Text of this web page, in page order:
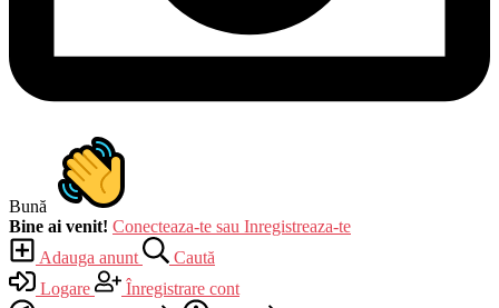
Bună
Bine ai venit! Conecteaza-te sau Inregistreaza-te
Adauga anunt
Caută
Logare
Înregistrare cont